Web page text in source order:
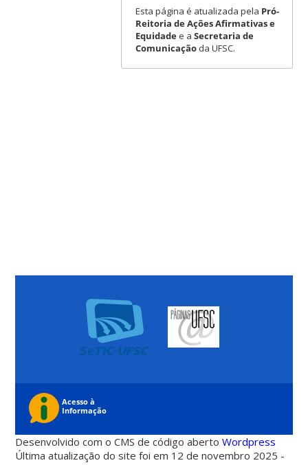
Esta página é atualizada pela Pró-
Reitoria de Ações Afirmativas e
Equidadee a Secretaria de
Comunicaçãoda UFSC.
Desenvolvido com o CMS de código abertoWordpress
Última atualização do site foi em 12 de novembro 2025 -